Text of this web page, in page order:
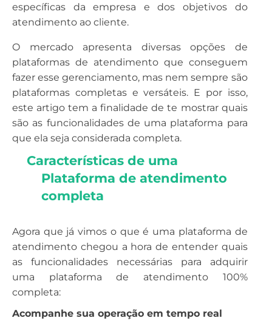
específicas da empresa e dos objetivos do
atendimento ao cliente.
O mercado apresenta diversas opções de
plataformas de atendimento que conseguem
fazer esse gerenciamento, mas nem sempre são
plataformas completas e versáteis. E por isso,
este artigo tem a finalidade de te mostrar quais
são as funcionalidades de uma plataforma para
que ela seja considerada completa.
Características de uma
Plataforma de atendimento
completa
Agora que já vimos o que é uma plataforma de
atendimento chegou a hora de entender quais
as funcionalidades necessárias para adquirir
uma plataforma de atendimento 100%
completa:
Acompanhe sua operação em tempo real